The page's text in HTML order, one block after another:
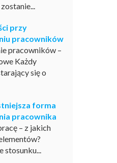
przy
pracowników
pracowników –
Każdy
się o
forma
pracownika
– z jakich
stosunku...